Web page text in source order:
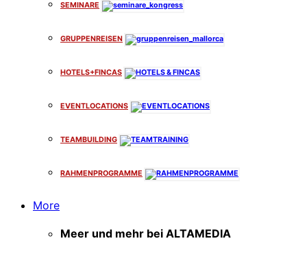
SEMINARE
GRUPPENREISEN
HOTELS+FINCAS
EVENTLOCATIONS
TEAMBUILDING
RAHMENPROGRAMME
More
Meer und mehr bei ALTAMEDIA